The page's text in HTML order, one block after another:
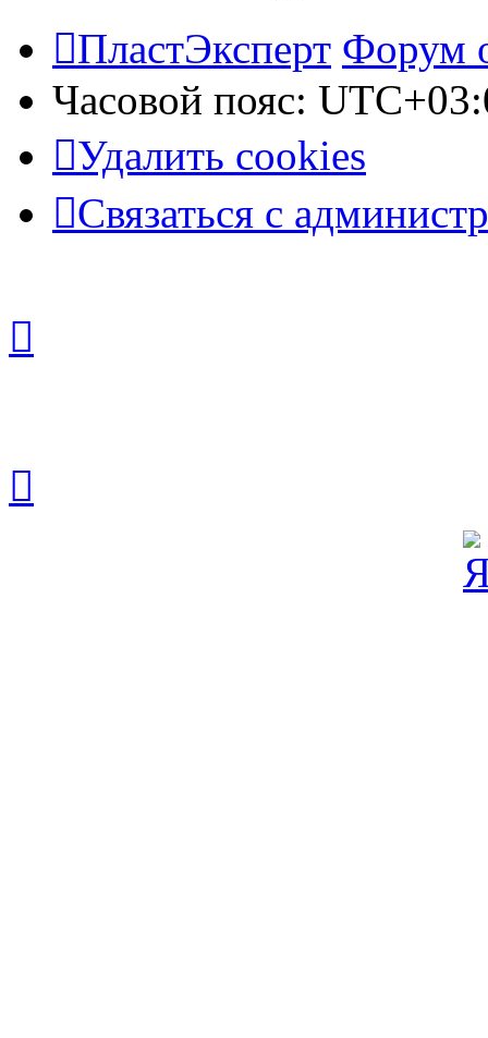
ПластЭксперт Форум
Часовой пояс:
Удалить cookies
Связаться с